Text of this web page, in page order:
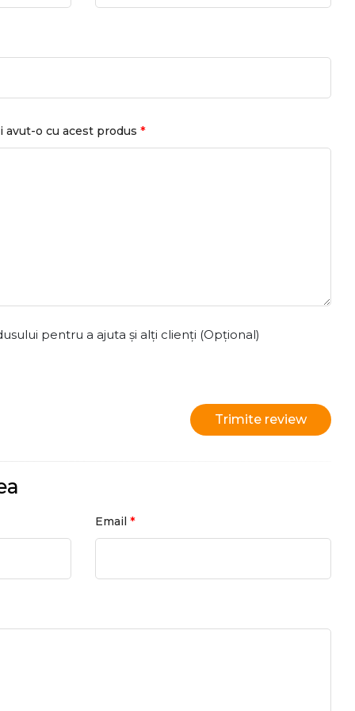
avut-o cu acest produs *
pentru a ajuta și alți clienți (Opțional)
Trimite review
Email *